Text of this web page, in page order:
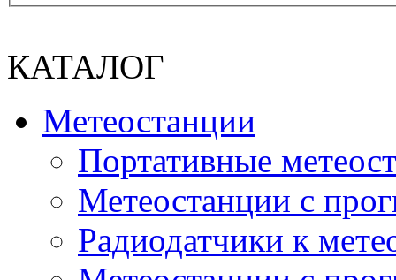
КАТАЛОГ
Метеостанции
Портативные
Метеостанции с
Радиодатчики к